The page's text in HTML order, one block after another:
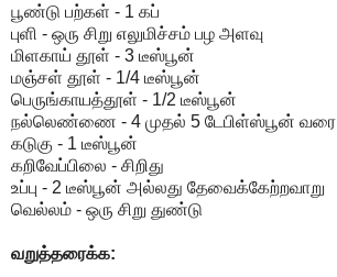
பூண்டு பற்கள் - 1 கப்
புளி - ஒரு சிறு எலுமிச்சம் பழ அளவு
மிளகாய் தூள் - 3 டீஸ்பூன்
மஞ்சள் தூள் - 1/4 டீஸ்பூன்
பெருங்காயத்தூள் - 1/2 டீஸ்பூன்
நல்லெண்ணை - 4 முதல் 5 டேபிள்ஸ்பூன் வரை
கடுகு - 1 டீஸ்பூன்
கறிவேப்பிலை - சிறிது
உப்பு - 2 டீஸ்பூன் அல்லது தேவைக்கேற்றவாறு
வெல்லம் - ஒரு சிறு துண்டு
வறுத்தரைக்க: